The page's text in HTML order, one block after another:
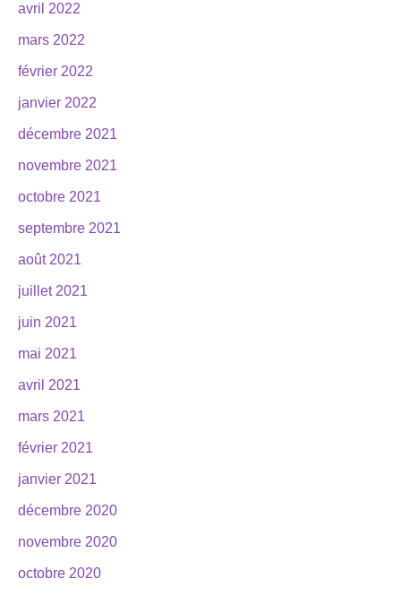
avril 2022
mars 2022
février 2022
janvier 2022
décembre 2021
novembre 2021
octobre 2021
septembre 2021
août 2021
juillet 2021
juin 2021
mai 2021
avril 2021
mars 2021
février 2021
janvier 2021
décembre 2020
novembre 2020
octobre 2020